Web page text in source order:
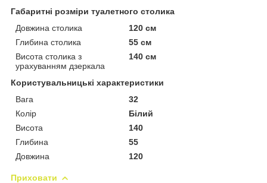
Габаритні розміри туалетного столика
Довжина столика
120 см
Глибина столика
55 см
Висота столика з
урахуванням дзеркала
140 см
Користувальницькі характеристики
Вага
32
Колір
Білий
Висота
140
Глибина
55
Довжина
120
Приховати